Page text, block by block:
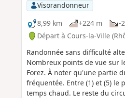
Visorandonneur
8,99 km
+224 m -
Départ à Cours-la-Ville
Randonnée sans difficulté
Nombreux points de vue sur
Forez. À noter qu'une partie
fréquentée. Entre (1) et (5) le
temps chaud. Le reste du